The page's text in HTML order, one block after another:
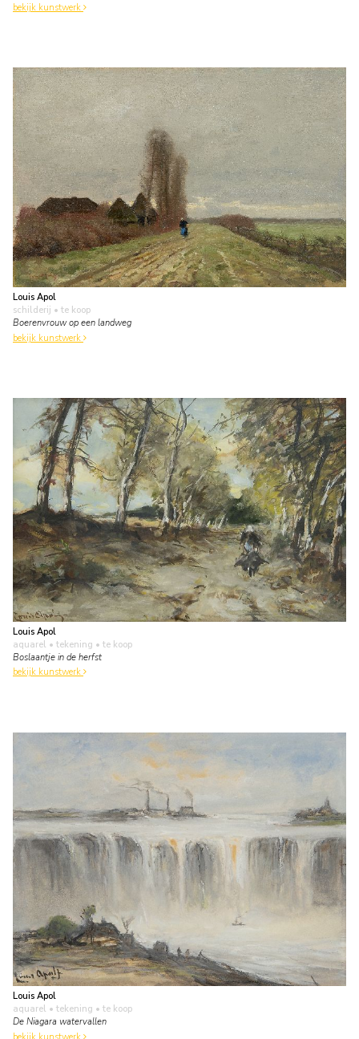
bekijk kunstwerk
Louis Apol
schilderij • te koop
Boerenvrouw op een landweg
bekijk kunstwerk
Louis Apol
aquarel • tekening • te koop
Boslaantje in de herfst
bekijk kunstwerk
Louis Apol
aquarel • tekening • te koop
De Niagara watervallen